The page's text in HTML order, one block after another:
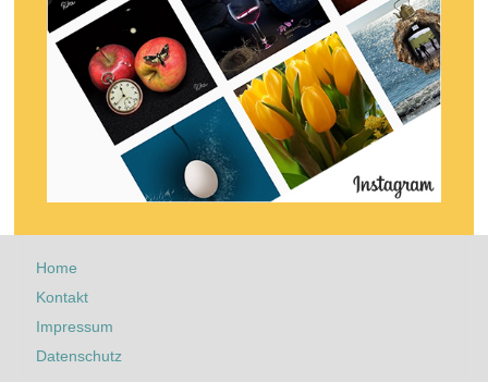
Home
Kontakt
Impressum
Datenschutz